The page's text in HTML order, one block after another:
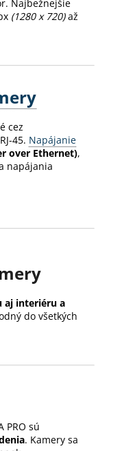
Najbežnejšie
(1280 x 720)až
cez
45. Napájanie
over Ethernet),
napájania
aj interiéru a
do všetkých
PRO sú
. Kamery sa